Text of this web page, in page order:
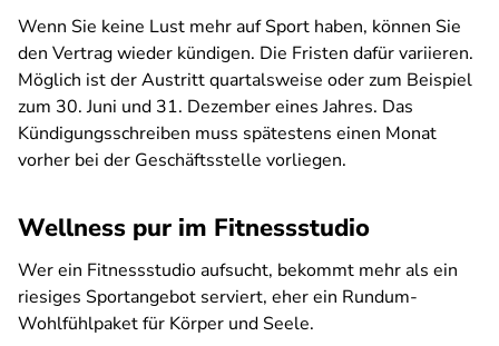
Wenn Sie keine Lust mehr auf Sport haben, können Sie
den Vertrag wieder kündigen. Die Fristen dafür variieren.
Möglich ist der Austritt quartalsweise oder zum Beispiel
zum 30. Juni und 31. Dezember eines Jahres. Das
Kündigungsschreiben muss spätestens einen Monat
vorher bei der Geschäftsstelle vorliegen.
Wellness pur im Fitnessstudio
Wer ein Fitnessstudio aufsucht, bekommt mehr als ein
riesiges Sportangebot serviert, eher ein Rundum-
Wohlfühlpaket für Körper und Seele.